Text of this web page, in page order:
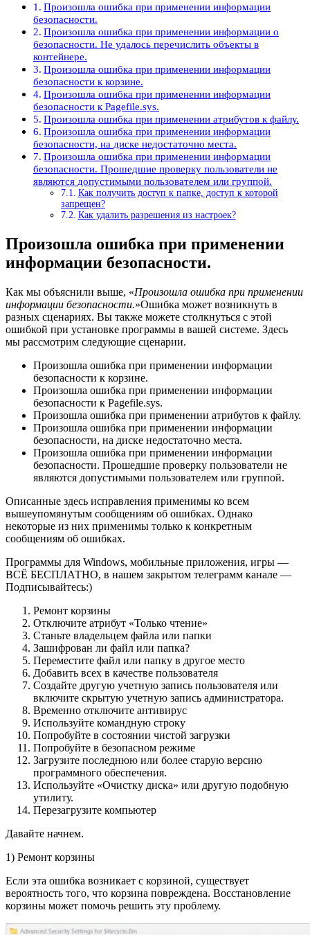
Произошла ошибка при применении информации
безопасности.
Произошла ошибка при применении информации о
безопасности. Не удалось перечислить объекты в
контейнере.
Произошла ошибка при применении информации
безопасности к корзине.
Произошла ошибка при применении информации
безопасности к Pagefile.sys.
Произошла ошибка при применении атрибутов к файлу.
Произошла ошибка при применении информации
безопасности, на диске недостаточно места.
Произошла ошибка при применении информации
безопасности. Прошедшие проверку пользователи не
являются допустимыми пользователем или группой.
Как получить доступ к папке, доступ к которой
запрещен?
Как удалить разрешения из настроек?
Произошла ошибка при применении
информации безопасности.
Как мы объяснили выше, «Произошла ошибка при применении
информации безопасности.»Ошибка может возникнуть в
разных сценариях. Вы также можете столкнуться с этой
ошибкой при установке программы в вашей системе. Здесь
мы рассмотрим следующие сценарии.
Произошла ошибка при применении информации
безопасности к корзине.
Произошла ошибка при применении информации
безопасности к Pagefile.sys.
Произошла ошибка при применении атрибутов к файлу.
Произошла ошибка при применении информации
безопасности, на диске недостаточно места.
Произошла ошибка при применении информации
безопасности. Прошедшие проверку пользователи не
являются допустимыми пользователем или группой.
Описанные здесь исправления применимы ко всем
вышеупомянутым сообщениям об ошибках. Однако
некоторые из них применимы только к конкретным
сообщениям об ошибках.
Программы для Windows, мобильные приложения, игры —
ВСЁ БЕСПЛАТНО, в нашем закрытом телеграмм канале —
Подписывайтесь:)
Ремонт корзины
Отключите атрибут «Только чтение»
Станьте владельцем файла или папки
Зашифрован ли файл или папка?
Переместите файл или папку в другое место
Добавить всех в качестве пользователя
Создайте другую учетную запись пользователя или
включите скрытую учетную запись администратора.
Временно отключите антивирус
Используйте командную строку
Попробуйте в состоянии чистой загрузки
Попробуйте в безопасном режиме
Загрузите последнюю или более старую версию
программного обеспечения.
Используйте «Очистку диска» или другую подобную
утилиту.
Перезагрузите компьютер
Давайте начнем.
1) Ремонт корзины
Если эта ошибка возникает с корзиной, существует
вероятность того, что корзина повреждена. Восстановление
корзины может помочь решить эту проблему.